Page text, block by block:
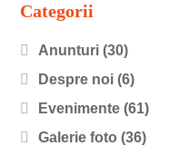
Categorii
Anunturi (30)
Despre noi (6)
Evenimente (61)
Galerie foto (36)